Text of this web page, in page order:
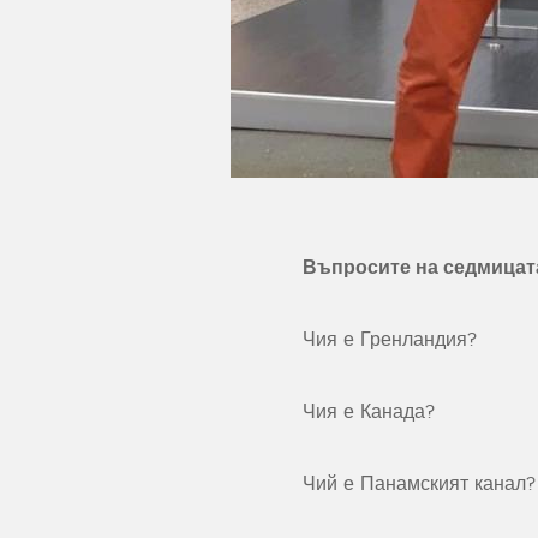
Въпросите на
Чия е Гренландия?
Чия е Канада?
Чий е Панамският канал?